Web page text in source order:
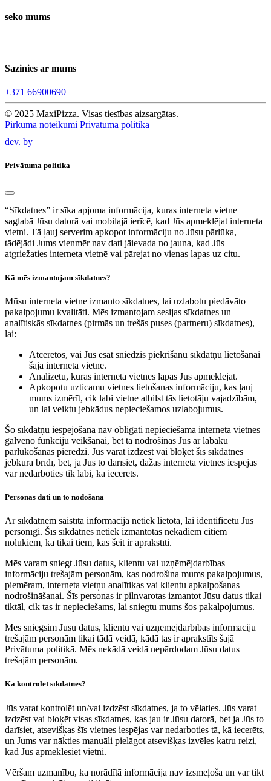
seko mums
Sazinies ar mums
+371 66900690
© 2025 MaxiPizza. Visas tiesības aizsargātas.
Pirkuma noteikumi Privātuma politika
dev. by
Privātuma politika
“Sīkdatnes” ir sīka apjoma informācija, kuras interneta vietne
saglabā Jūsu datorā vai mobilajā ierīcē, kad Jūs apmeklējat interneta
vietni. Tā ļauj serverim apkopot informāciju no Jūsu pārlūka,
tādējādi Jums vienmēr nav dati jāievada no jauna, kad Jūs
atgriežaties interneta vietnē vai pārejat no vienas lapas uz citu.
Kā mēs izmantojam sīkdatnes?
Mūsu interneta vietne izmanto sīkdatnes, lai uzlabotu piedāvāto
pakalpojumu kvalitāti. Mēs izmantojam sesijas sīkdatnes un
analītiskās sīkdatnes (pirmās un trešās puses (partneru) sīkdatnes),
lai:
Atcerētos, vai Jūs esat sniedzis piekrišanu sīkdatņu lietošanai
šajā interneta vietnē.
Analizētu, kuras interneta vietnes lapas Jūs apmeklējat.
Apkopotu uzticamu vietnes lietošanas informāciju, kas ļauj
mums izmērīt, cik labi vietne atbilst tās lietotāju vajadzībām,
un lai veiktu jebkādus nepieciešamos uzlabojumus.
Šo sīkdatņu iespējošana nav obligāti nepieciešama interneta vietnes
galveno funkciju veikšanai, bet tā nodrošinās Jūs ar labāku
pārlūkošanas pieredzi. Jūs varat izdzēst vai bloķēt šīs sīkdatnes
jebkurā brīdī, bet, ja Jūs to darīsiet, dažas interneta vietnes iespējas
var nedarboties tik labi, kā iecerēts.
Personas dati un to nodošana
Ar sīkdatnēm saistītā informācija netiek lietota, lai identificētu Jūs
personīgi. Šīs sīkdatnes netiek izmantotas nekādiem citiem
nolūkiem, kā tikai tiem, kas šeit ir aprakstīti.
Mēs varam sniegt Jūsu datus, klientu vai uzņēmējdarbības
informāciju trešajām personām, kas nodrošina mums pakalpojumus,
piemēram, interneta vietņu analītikas vai klientu apkalpošanas
nodrošināšanai. Šīs personas ir pilnvarotas izmantot Jūsu datus tikai
tiktāl, cik tas ir nepieciešams, lai sniegtu mums šos pakalpojumus.
Mēs sniegsim Jūsu datus, klientu vai uzņēmējdarbības informāciju
trešajām personām tikai tādā veidā, kādā tas ir aprakstīts šajā
Privātuma politikā. Mēs nekādā veidā nepārdodam Jūsu datus
trešajām personām.
Kā kontrolēt sīkdatnes?
Jūs varat kontrolēt un/vai izdzēst sīkdatnes, ja to vēlaties. Jūs varat
izdzēst vai bloķēt visas sīkdatnes, kas jau ir Jūsu datorā, bet ja Jūs to
darīsiet, atsevišķas šīs vietnes iespējas var nedarboties tā, kā iecerēts,
un Jums var nākties manuāli pielāgot atsevišķas izvēles katru reizi,
kad Jūs apmeklēsiet vietni.
Vēršam uzmanību, ka norādītā informācija nav izsmeļoša un var tikt